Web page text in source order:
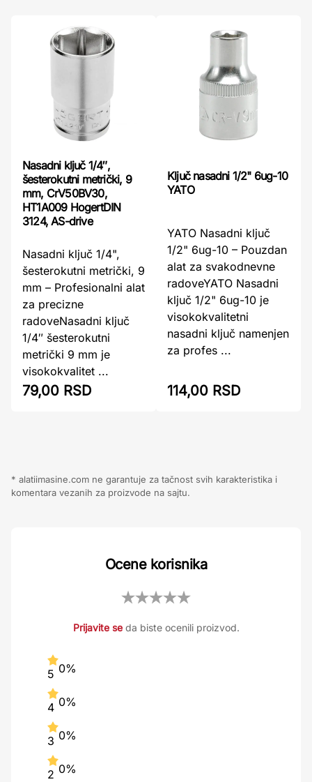
Nasadni ključ 1/4″,
šesterokutni metrički, 9
mm, CrV50BV30,
HT1A009 HogertDIN
3124, AS-drive
Nasadni ključ 1/4",
šesterokutni metrički, 9
mm – Profesionalni alat
za precizne
radoveNasadni ključ
1/4″ šesterokutni
metrički 9 mm je
visokokvalitet ...
79,00 RSD
Ključ nasadni 1/2" 6ug-10
YATO
YATO Nasadni ključ
1/2" 6ug-10 – Pouzdan
alat za svakodnevne
radoveYATO Nasadni
ključ 1/2" 6ug-10 je
visokokvalitetni
nasadni ključ namenjen
za profes ...
114,00 RSD
* alatiimasine.com ne garantuje za tačnost svih karakteristika i
komentara vezanih za proizvode na sajtu.
Ocene korisnika
Prijavite seda biste ocenili proizvod.
5 0%
4 0%
3 0%
2 0%